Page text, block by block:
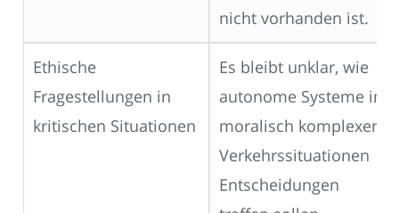
nicht vorhanden ist.
Ethische
Fragestellungen in
kritischen Situationen
Es bleibt unklar, wie
autonome Systeme in
moralisch komplexen
Verkehrssituationen
Entscheidungen